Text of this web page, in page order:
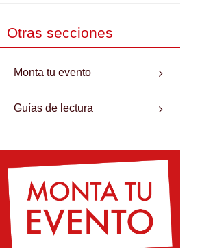
Otras secciones
Monta tu evento
Guías de lectura